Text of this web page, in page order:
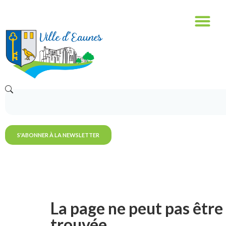
S'ABONNER À LA NEWSLETTER
La page ne peut pas être